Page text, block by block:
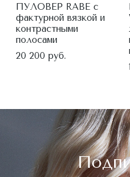
ПУЛОВЕР RABE с
фактурной вязкой и
контрастными
полосами
20 200 руб.